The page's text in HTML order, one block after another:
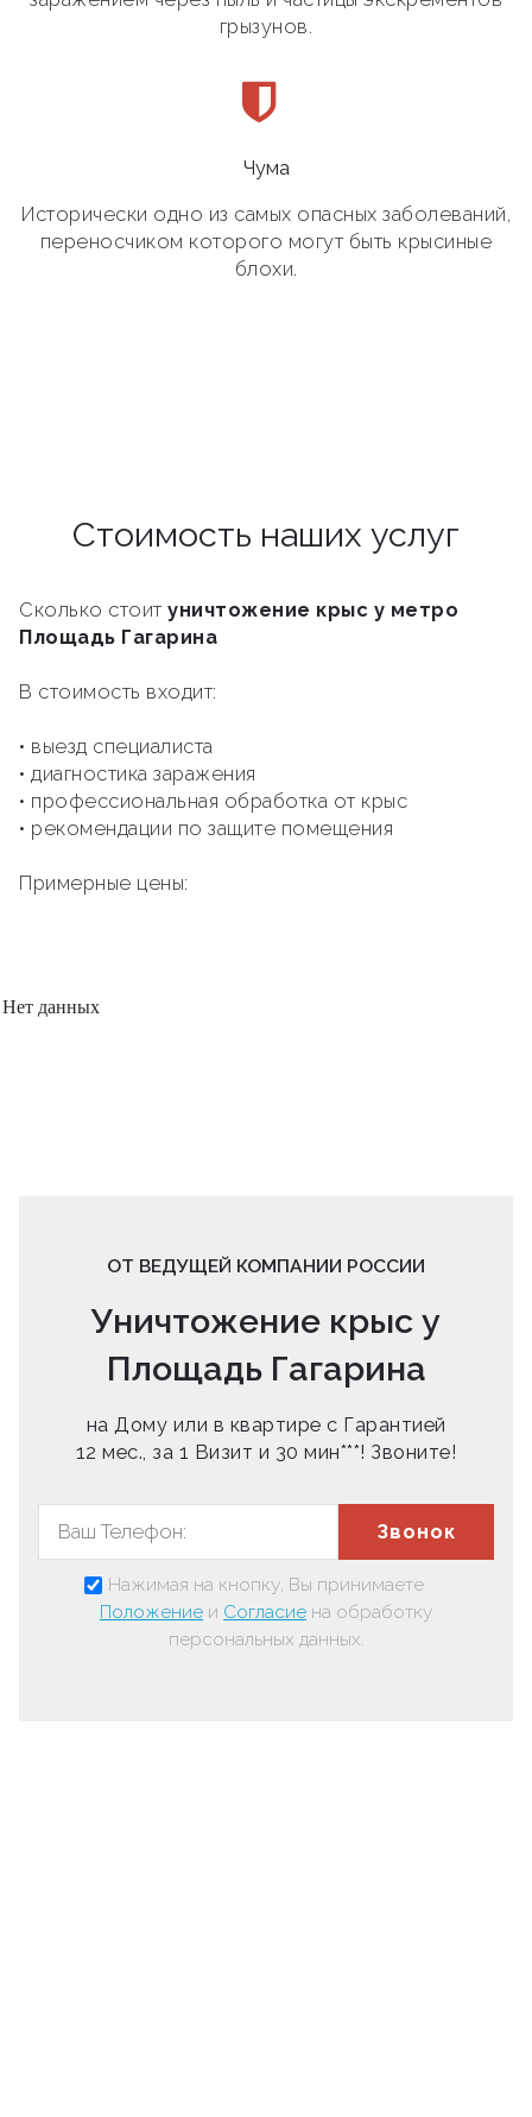
грызунов.
Чума
Исторически одно из самых опасных заболеваний,
переносчиком которого могут быть крысиные
блохи.
Стоимость наших услуг
Сколько стоит уничтожение крыс у метро
Площадь Гагарина
В стоимость входит:
• выезд специалиста
• диагностика заражения
• профессиональная обработка от крыс
• рекомендации по защите помещения
Примерные цены:
Нет данных
ОТ ВЕДУЩЕЙ КОМПАНИИ РОССИИ
Уничтожение крыс у
Площадь Гагарина
на Дому или в квартире с Гарантией
12 мес., за 1 Визит и 30 мин***! Звоните!
Звонок
Нажимая на кнопку, Вы принимаете
Положение и Согласие на обработку
персональных данных.